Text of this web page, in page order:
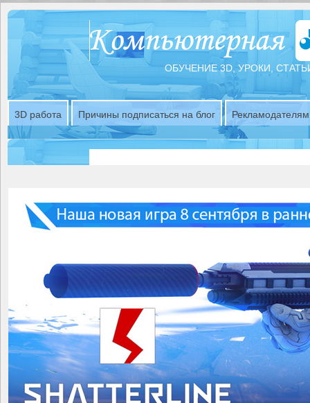
ОБУЧЕНИЕ 3D, УРОКИ,
3D работа Причины подписаться на блог Рекламодателям